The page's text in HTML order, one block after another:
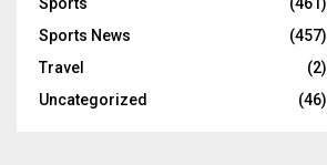
Sports News
(457)
Travel
(2)
Uncategorized
(46)